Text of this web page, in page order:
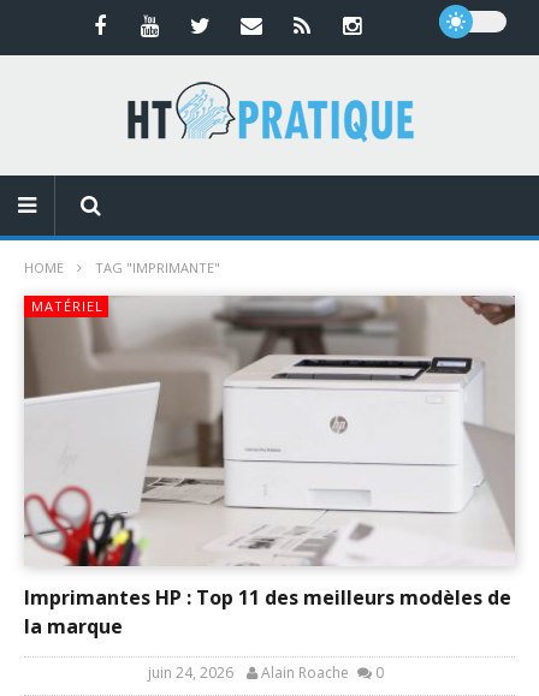
HOME TAG "IMPRIMANTE"
MATÉRIEL
Imprimantes HP : Top 11 des meilleurs modèles de
la marque
juin 24, 2026 Alain Roache 0